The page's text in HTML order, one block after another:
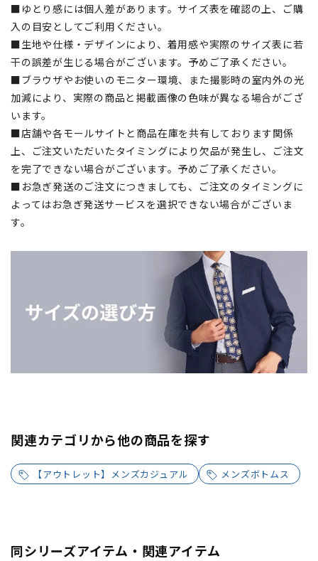
■ゆとり感には個人差があります。サイズ表を確認の上、ご購
入の目安としてご利用ください。
■生地や仕様・デザインにより、着用感や実際のサイズ表に若
干の誤差が生じる場合がございます。予めご了承ください。
■ブラウザやお使いのモニター環境、また撮影時の室内外の光
加減により、実際の商品と掲載画像の色味が異なる場合がござ
います。
■店舗や各モールサイトと商品在庫を共有しております関係
上、ご注文いただいたタイミングにより欠品が発生し、ご注文
を完了できない場合がございます。予めご了承ください。
■お急ぎ発送のご注文につきましても、ご注文のタイミングに
よってはお急ぎ発送サービスを選択できない場合がございま
す。
関連カテゴリから他の商品を探す
【アウトレット】メンズカジュアル メンズボトムス
同シリーズアイテム・関連アイテム